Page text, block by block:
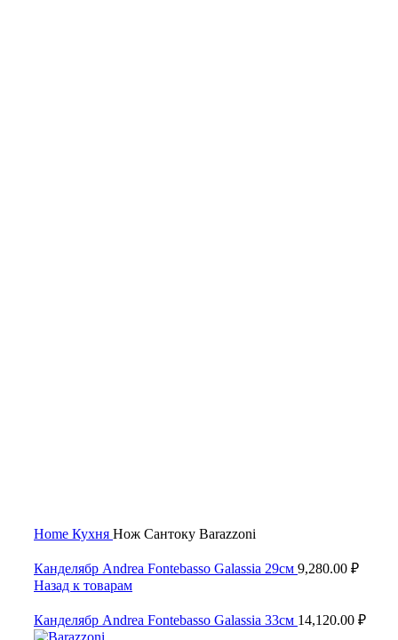
Home Кухня Нож Сантоку Barazzoni
Канделябр Andrea Fontebasso Galassia 29см 9,280.00 ₽
Назад к товарам
Канделябр Andrea Fontebasso Galassia 33см 14,120.00 ₽